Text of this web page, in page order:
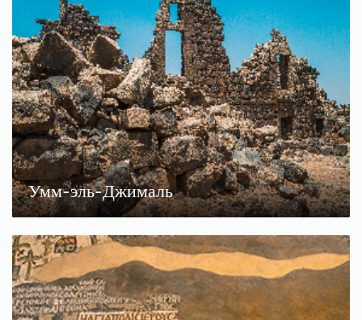
Умм-эль-Джималь